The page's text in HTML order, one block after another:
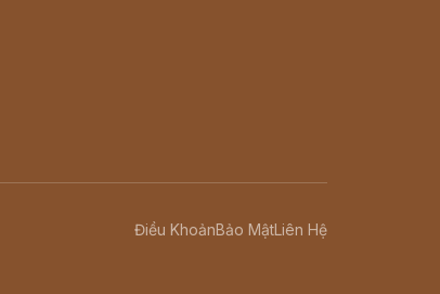
Điều KhoảnBảo MậtLiên Hệ